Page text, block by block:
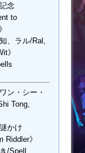
念
to
、ラル/Ral,
》
ン・シー・
Tong,
かけ
Riddler》
/Spell